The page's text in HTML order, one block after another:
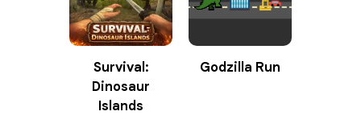
Godzilla Run
Survival:
Dinosaur
Islands